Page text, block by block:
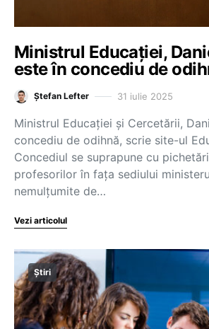
Ministrul Educației,
este în concediu de
Ștefan Lefter 31 iulie 2025
Ministrul Educației și Cercetării,
concediu de odihnă, scrie site-ul
Concediul se suprapune cu
profesorilor în fața sediului
nemulțumite de…
Vezi articolul
Știri